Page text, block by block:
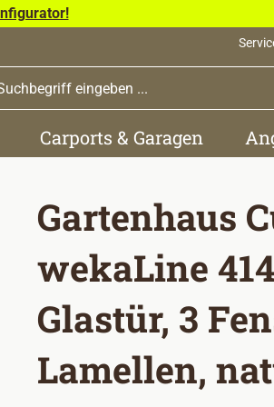
Carports & Garagen
Gartenhaus
wekaLine
Glastür, 3
Lamellen,